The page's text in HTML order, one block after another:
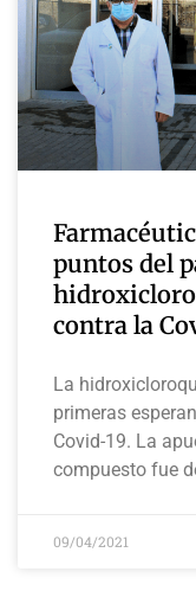
puntos del
contra la
La
primeras
Covid-19. La
compuesto fue
09/04/2021